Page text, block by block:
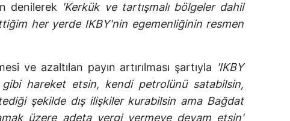
denilerek 'Kerkük ve tartışmalı bölgeler dahil
her yerde IKBY'nin egemenliğinin resmen
ve azaltılan payın artırılması şartıyla 'IKBY
gibi hareket etsin, kendi petrolünü satabilsin,
şekilde dış ilişkiler kurabilsin ama Bağdat
üzere adeta vergi vermeye devam etsin'